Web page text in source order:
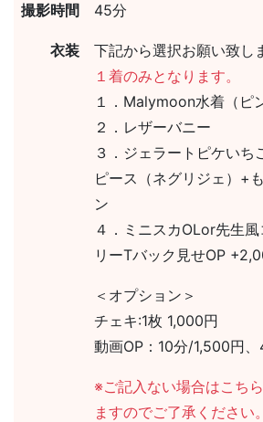
撮影時間 45分
衣装 下記から選択お願い致し
１着のみとなります。
１．Malymoon水着（ピ
２．レザーバニー
３．ジェラートピケいち
ピース（ネグリジェ）+
ン
４．ミニスカOLor先生
リーTバック見せOP
＜オプション＞
チェキ:1枚 1,000円
動画OP：10分/1,500円
※ご記入ない場合はこち
ますのでご了承ください。